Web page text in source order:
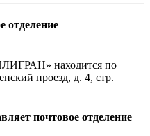
отделение
находится по
проезд, д. 4, стр.
почтовое отделение